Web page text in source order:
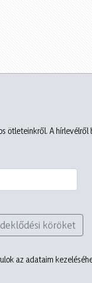
ötleteinkről. A
köröket
az adataim